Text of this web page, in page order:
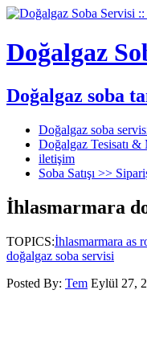
Doğalgaz
Doğalgaz soba
Doğalgaz soba
Doğalgaz Tesisatı &
iletişim
Soba Satışı >>
İhlasmarmara
TOPICS:İhlasmarmara as
doğalgaz soba servisi
Posted By: Tem Eylül 27,